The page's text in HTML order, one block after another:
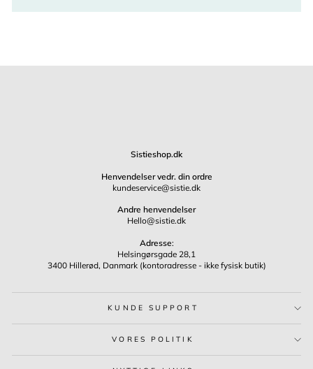
Sistieshop.dk
Henvendelser vedr. din ordre
kundeservice@sistie.dk
Andre henvendelser
Hello@sistie.dk
Adresse:
Helsingørsgade 28,1
3400 Hillerød, Danmark (kontoradresse - ikke fysisk butik)
KUNDE SUPPORT
VORES POLITIK